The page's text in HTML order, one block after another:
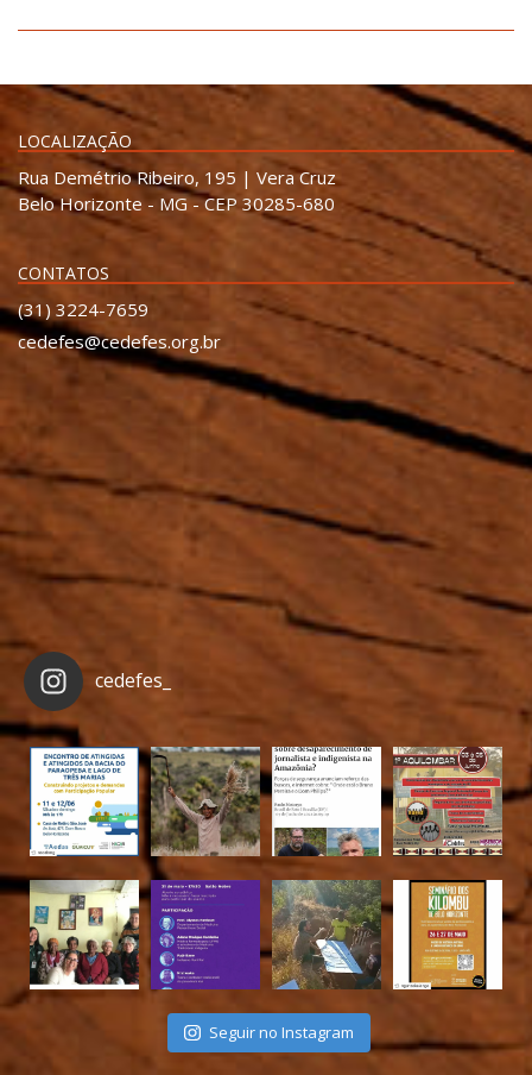
LOCALIZAÇÃO
Rua Demétrio Ribeiro, 195 | Vera Cruz
Belo Horizonte - MG - CEP 30285-680
CONTATOS
(31) 3224-7659
cedefes@cedefes.org.br
cedefes_
Seguir no Instagram